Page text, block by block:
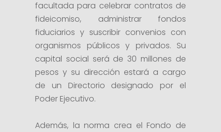
facultada para celebrar contratos de
fideicomiso, administrar fondos
fiduciarios y suscribir convenios con
organismos públicos y privados. Su
capital social será de 30 millones de
pesos y su dirección estará a cargo
de un Directorio designado por el
Poder Ejecutivo.
Además, la norma crea el Fondo de